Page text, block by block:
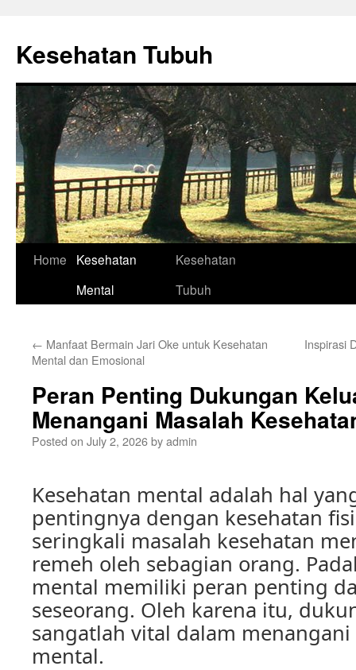
content
Kesehatan Tubuh
Home
Kesehatan
Mental
Kesehatan
Tubuh
← Manfaat Bermain Jari Oke untuk Kesehatan
Mental dan Emosional
Inspirasi
Peran Penting Dukungan
Menangani Masalah
Posted on July 2, 2026byadmin
Kesehatan mental adalah hal
pentingnya dengan kesehatan
seringkali masalah kesehatan
remeh oleh sebagian orang.
mental memiliki peran penting
seseorang. Oleh karena itu,
sangatlah vital dalam
mental.